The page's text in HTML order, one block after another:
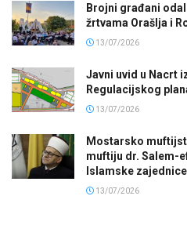
Brojni građani
žrtvama Orašlja i
13/07/2026
Javni uvid u Nacrt
Regulacijskog
13/07/2026
Mostarsko
muftiju dr. Salem-
Islamske zajednice
13/07/2026